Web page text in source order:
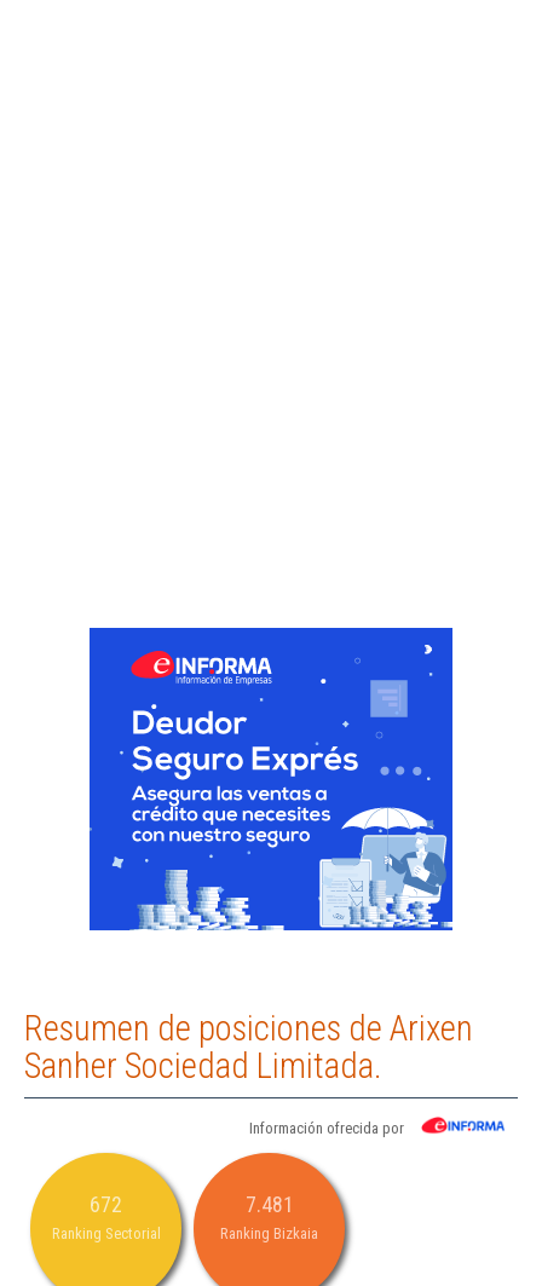
Resumen de posiciones de Arixen
Sanher Sociedad Limitada.
Información ofrecida por
672
Ranking Sectorial
7.481
Ranking Bizkaia